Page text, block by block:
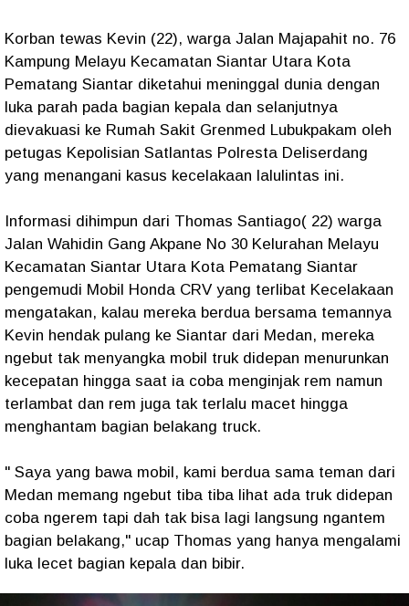
Korban tewas Kevin (22), warga Jalan Majapahit no. 76
Kampung Melayu Kecamatan Siantar Utara Kota
Pematang Siantar diketahui meninggal dunia dengan
luka parah pada bagian kepala dan selanjutnya
dievakuasi ke Rumah Sakit Grenmed Lubukpakam oleh
petugas Kepolisian Satlantas Polresta Deliserdang
yang menangani kasus kecelakaan lalulintas ini.
Informasi dihimpun dari Thomas Santiago( 22) warga
Jalan Wahidin Gang Akpane No 30 Kelurahan Melayu
Kecamatan Siantar Utara Kota Pematang Siantar
pengemudi Mobil Honda CRV yang terlibat Kecelakaan
mengatakan, kalau mereka berdua bersama temannya
Kevin hendak pulang ke Siantar dari Medan, mereka
ngebut tak menyangka mobil truk didepan menurunkan
kecepatan hingga saat ia coba menginjak rem namun
terlambat dan rem juga tak terlalu macet hingga
menghantam bagian belakang truck.
" Saya yang bawa mobil, kami berdua sama teman dari
Medan memang ngebut tiba tiba lihat ada truk didepan
coba ngerem tapi dah tak bisa lagi langsung ngantem
bagian belakang," ucap Thomas yang hanya mengalami
luka lecet bagian kepala dan bibir.